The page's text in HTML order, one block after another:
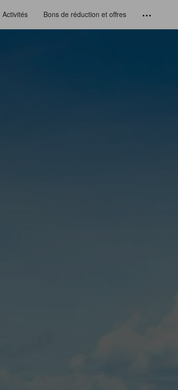
Activités Bons de réduction et offres